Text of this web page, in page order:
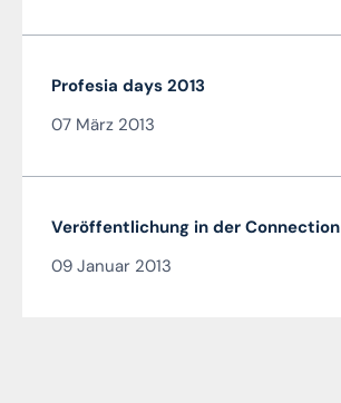
Profesia days 2013
07 März 2013
Veröffentlichung in der Connection
09 Januar 2013